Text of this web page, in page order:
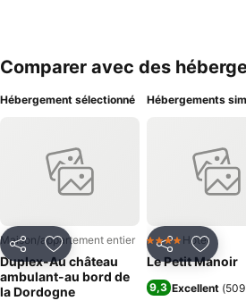
Comparer avec des
Hébergement sélectionné
PartagerAjouter à mes favoris
Maison/appartement entier
Duplex-Au château
ambulant-au bord de
la Dordogne
Hébergements
Partager
4 ÉtoilesHotel
Le Petit Manoir
9,3 Excellent (